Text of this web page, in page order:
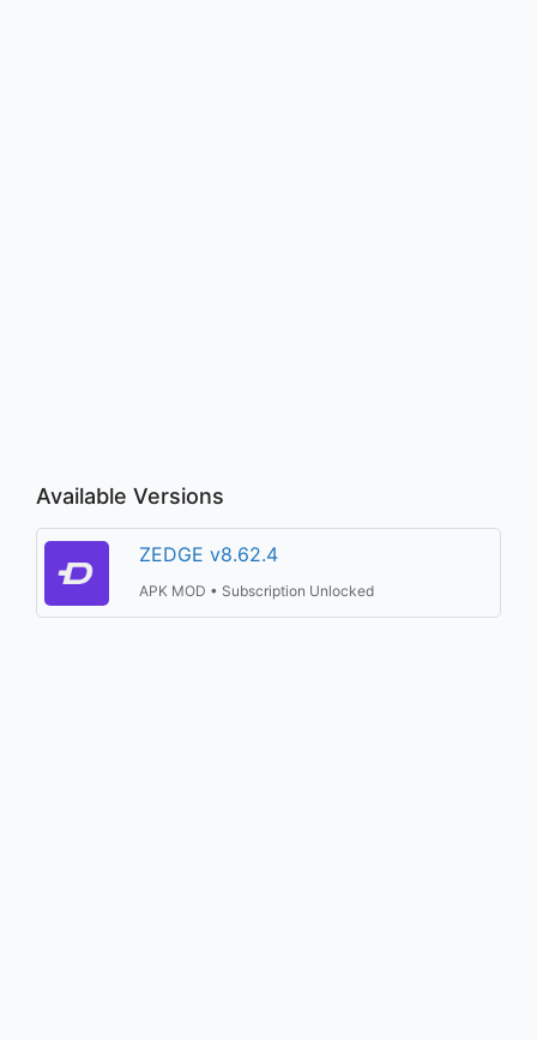
Available Versions
ZEDGE v8.62.4
APK MOD • Subscription Unlocked